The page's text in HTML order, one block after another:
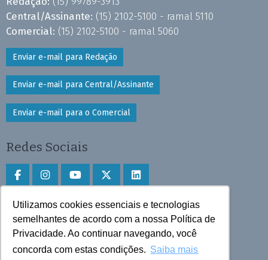
Utilizamos cookies essenciais e tecnologias
semelhantes de acordo com a nossa Política de
Privacidade. Ao continuar navegando, você
concorda com estas condições. Saiba mais
Central/Assinante: (15) 2102-5100 - ramal 5110
Comercial: (15) 2102-5100 - ramal 5060
Enviar e-mail para Redação
Enviar e-mail para Central/Assinante
Enviar e-mail para o Comercial
Redes Sociais
Faça download do aplicativo
Play Store e App Store